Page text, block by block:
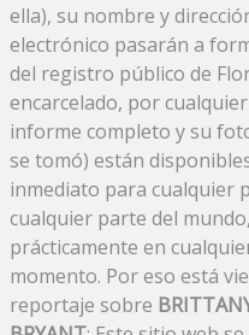
ella), su nombre y
electrónico pasarán a
del registro público de
encarcelado, por
informe completo y su
se tomó) están
inmediato para cualquier
cualquier parte del mundo,
prácticamente en
momento. Por eso está
reportaje sobre